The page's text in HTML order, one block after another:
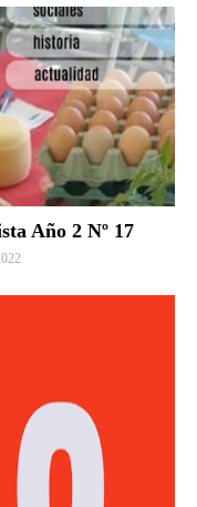
Año 2 Nº 17